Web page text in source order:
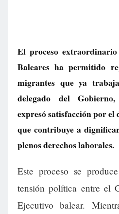
El proceso
Baleares ha permitido
migrantes que ya
delegado del
expresó satisfacción por el
que contribuye a
plenos derechos laborales.
Este proceso se
tensión política entre el
Ejecutivo balear.